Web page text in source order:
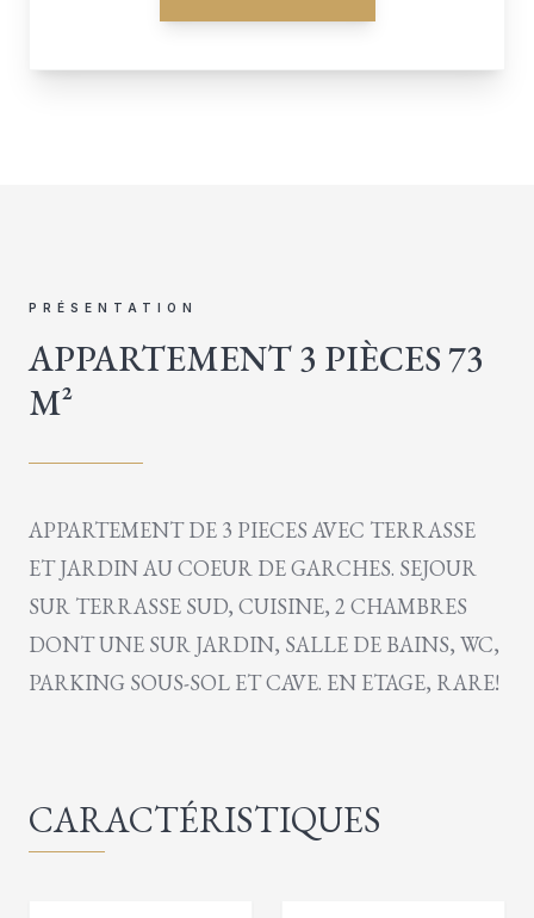
PRÉSENTATION
APPARTEMENT 3 PIÈCES 73
M²
APPARTEMENT DE 3 PIECES AVEC TERRASSE
ET JARDIN AU COEUR DE GARCHES. SEJOUR
SUR TERRASSE SUD, CUISINE, 2 CHAMBRES
DONT UNE SUR JARDIN, SALLE DE BAINS, WC,
PARKING SOUS-SOL ET CAVE. EN ETAGE, RARE!
CARACTÉRISTIQUES